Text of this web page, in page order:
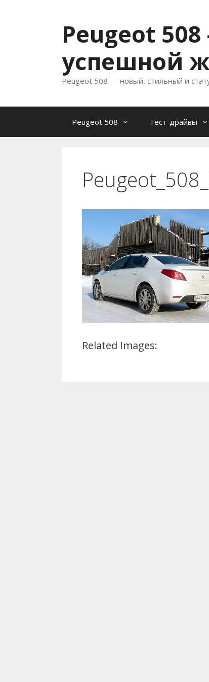
Peugeot
успешной
Peugeot 508 — новый, стильный и
Peugeot 508 Тест-драйвы
Related Images: